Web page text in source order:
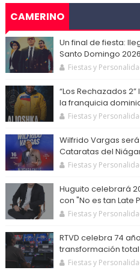
CAMERINO
Un final de fiesta:
Santo Domingo 2026
Fiestas y
“Los Rechazados
la franquicia
Fiestas y
Wilfrido Vargas
Cataratas del
Fiestas y
Huguito celebrará
con "No es tan Late
Fiestas y
RTVD celebra 74
transformación total
Fiestas y